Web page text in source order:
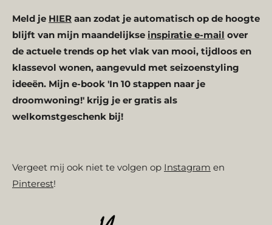
Meld je HIER aan zodat je automatisch op de hoogte
blijft van mijn maandelijkse inspiratie e-mail over
de actuele trends op het vlak van mooi, tijdloos en
klassevol wonen, aangevuld met seizoenstyling
ideeën. Mijn e-book 'In 10 stappen naar je
droomwoning!' krijg je er gratis als
welkomstgeschenk bij!
Vergeet mij ook niet te volgen op Instagram en
Pinterest!